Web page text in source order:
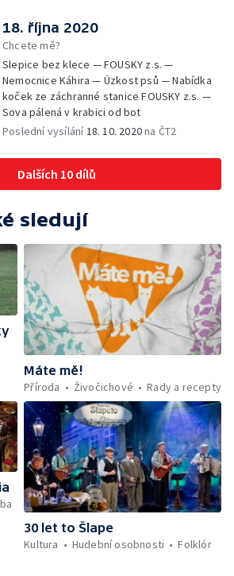
18. října 2020
Chcete mě?
Slepice bez klece — FOUSKY z.s. —
Nemocnice Káhira — Úzkost psů — Nabídka
koček ze záchranné stanice FOUSKY z.s. —
Sova pálená v krabici od bot
Poslední vysílání18. 10. 2020na ČT2
Dalších 10 dílů
sledují
Máte mě!
Příroda
Živočichové Rady a recepty
30 let to Šlape
Kultura
Hudební osobnosti Folklór